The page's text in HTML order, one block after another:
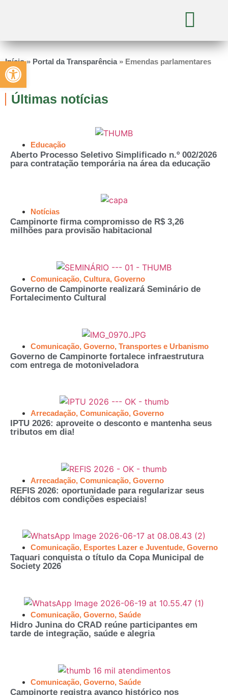
Início» Portal da Transparência» Emendas parlamentares
Últimas notícias
Educação
Aberto Processo Seletivo Simplificado n.º 002/2026
para contratação temporária na área da educação
Notícias
Campinorte firma compromisso de R$ 3,26
milhões para provisão habitacional
Comunicação, Cultura, Governo
Governo de Campinorte realizará Seminário de
Fortalecimento Cultural
Comunicação, Governo, Transportes e Urbanismo
Governo de Campinorte fortalece infraestrutura
com entrega de motoniveladora
Arrecadação, Comunicação, Governo
IPTU 2026: aproveite o desconto e mantenha seus
tributos em dia!
Arrecadação, Comunicação, Governo
REFIS 2026: oportunidade para regularizar seus
débitos com condições especiais!
Comunicação, Esportes Lazer e Juventude, Governo
Taquari conquista o título da Copa Municipal de
Society 2026
Comunicação, Governo, Saúde
Hidro Junina do CRAD reúne participantes em
tarde de integração, saúde e alegria
Comunicação, Governo, Saúde
Campinorte registra avanço histórico nos
Abrir a barra de ferramentas